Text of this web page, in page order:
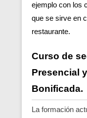
ejemplo con los
que se sirve en
restaurante.
Curso de
Presencial
Bonificada.
La formación